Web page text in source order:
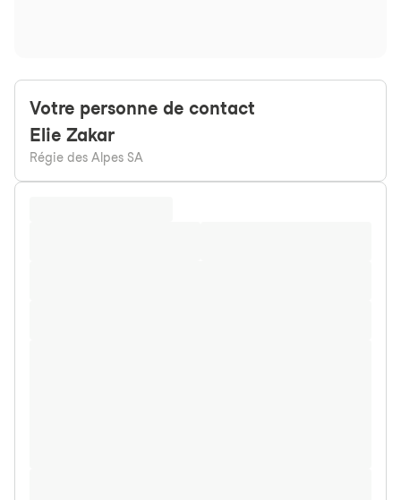
Votre personne de contact
Elie Zakar
Régie des Alpes SA